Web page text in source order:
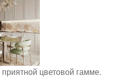
цветовой гамме.